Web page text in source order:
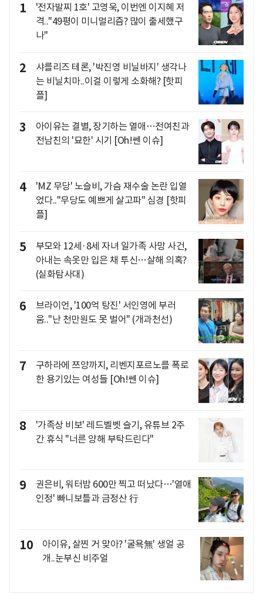
1
'전자발찌 1호' 고영욱, 이번엔 이지혜 저
격.."49평이 미니멀리즘? 많이 출세했구
나"
2
샤를리즈 테론, '박진영 비닐바지' 생각나
는 비닐치마..이걸 이렇게 소화해? [핫피
플]
3
아이유는 결별, 장기하는 열애…전여친과
전남친의 '묘한' 시기 [Oh!쎈 이슈]
4
'MZ 무당' 노슬비, 가슴 재수술 논란 입열
었다.."무당도 예쁘게 살고파" 심경 [핫피
플]
5
부모와 12세·8세 자녀 일가족 사망 사건,
아내는 속옷만 입은 채 투신…살해 의혹?
(실화탐사대)
6
브라이언, '100억 탕진' 서인영에 부러
움.."난 천만원도 못 벌어" (개과천선)
7
구하라에 쯔양까지, 리벤지포르노를 폭로
한 용기있는 여성들 [Oh!쎈 이슈]
8
'가족상 비보' 레드벨벳 슬기, 유튜브 2주
간 휴식 "너른 양해 부탁드린다"
9
권은비, 워터밤 600만 찍고 떠났다…'열애
인정' 빠니보틀과 금정산 行
10
아이유, 살찐 거 맞아? '굴욕無' 생얼 공
개..눈부신 비주얼